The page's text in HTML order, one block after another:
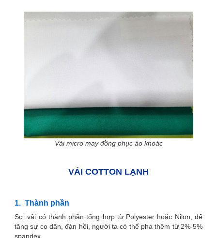
Vải micro may đồng phục áo khoác
VẢI COTTON LẠNH
1. Thành phần
Sợi vải có thành phần tổng hợp từ Polyester hoặc Nilon, để
tăng sự co dãn, đàn hồi, người ta có thể pha thêm từ 2%-5%
spandex.